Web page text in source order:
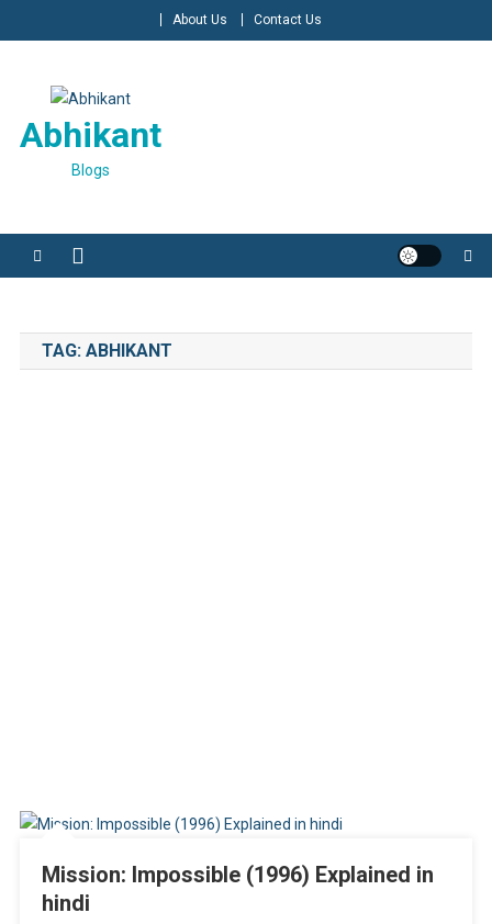
to
About Us Contact Us
Abhikant
Blogs
TAG: ABHIKANT
Mission: Impossible (1996) Explained in
hindi